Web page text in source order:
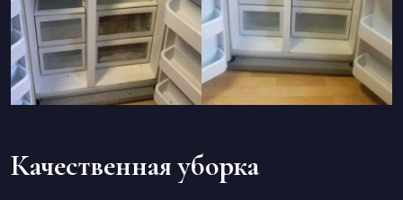
Качественная уборка